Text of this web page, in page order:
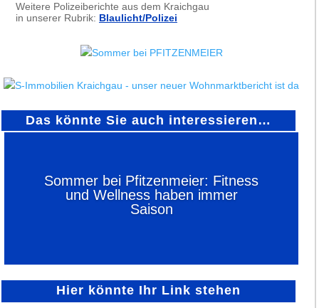
Weitere Polizeiberichte aus dem Kraichgau
in unserer Rubrik: Blaulicht/Polizei
Das könnte Sie auch interessieren…
Sommer bei Pfitzenmeier: Fitness
und Wellness haben immer
Saison
Hier könnte Ihr Link stehen